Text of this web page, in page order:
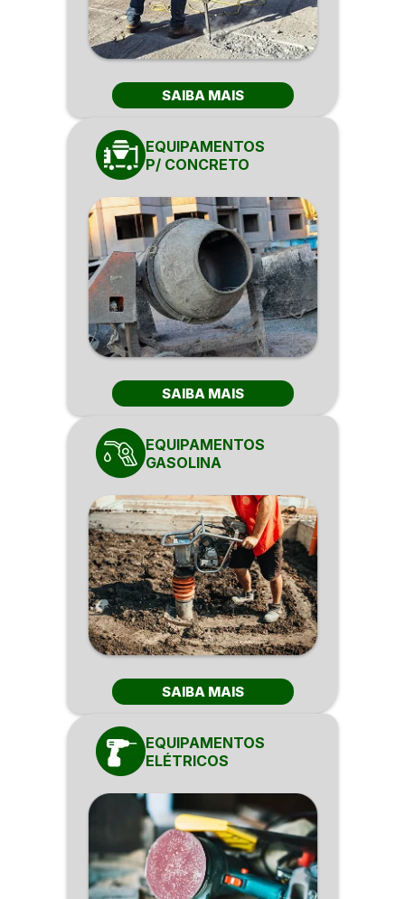
SAIBA MAIS
EQUIPAMENTOS
P/ CONCRETO
SAIBA MAIS
EQUIPAMENTOS
GASOLINA
SAIBA MAIS
EQUIPAMENTOS
ELÉTRICOS